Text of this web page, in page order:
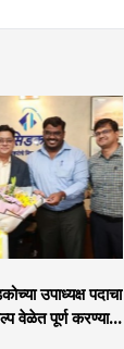
उपाध्यक्ष पदाचा
वेळेत पूर्ण करण्यास